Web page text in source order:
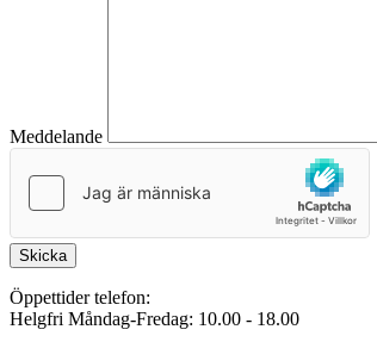
Meddelande
Skicka
Öppettider telefon:
Helgfri Måndag-Fredag: 10.00 - 18.00